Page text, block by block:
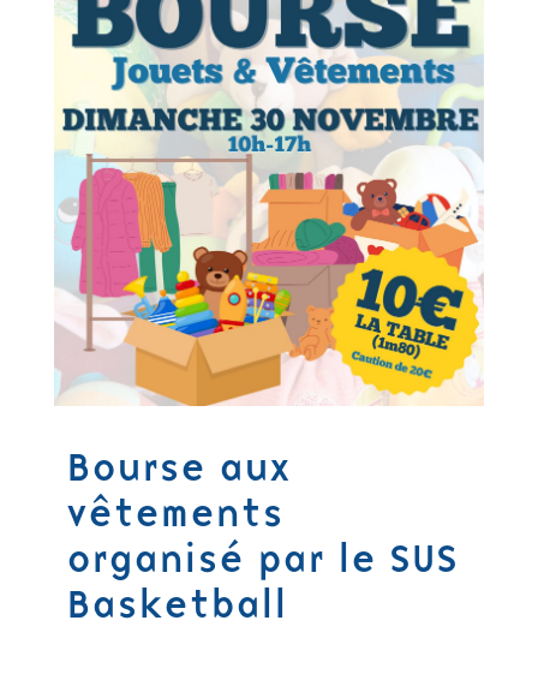
Bourse aux
vêtements
organisé par le SUS
Basketball